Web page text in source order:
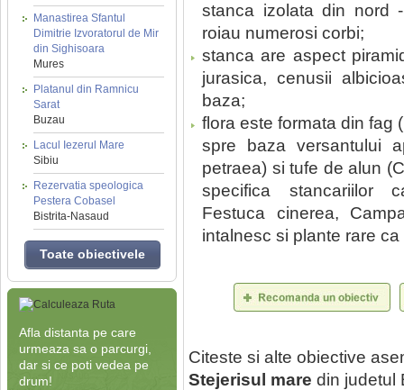
Manastirea Sfantul
Dimitrie Izvoratorul de Mir
din Sighisoara
Mures
Platanul din Ramnicu
Sarat
Buzau
Lacul Iezerul Mare
Sibiu
Rezervatia speologica
Pestera Cobasel
Bistrita-Nasaud
Toate obiectivele
Afla distanta pe care
urmeaza sa o parcurgi,
dar si ce poti vedea pe
drum!
stanca izolata din nord
roiau numerosi corbi;
stanca are aspect
jurasica, cenusii
baza;
flora este formata din fag
spre baza versantului
petraea) si tufe de alun
specifica stancariilor
Festuca cinerea,
intalnesc si plante rare
Citeste si alte obiective
Stejerisul mare din judetul